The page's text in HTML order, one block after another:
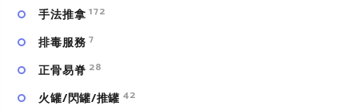
手法推拿 172
排毒服務 7
正骨易脊 28
火罐/閃罐/推罐 42